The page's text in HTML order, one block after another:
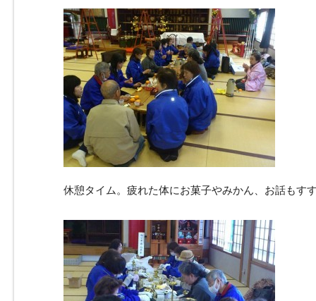
休憩タイム。疲れた体にお菓子やみかん、お話もす